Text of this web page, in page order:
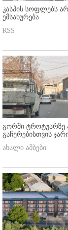
კასპის სოფლებს
ემსახურება
RSS
გორში ტროტუარზე
გაჩერებისთვის
ახალი ამბები